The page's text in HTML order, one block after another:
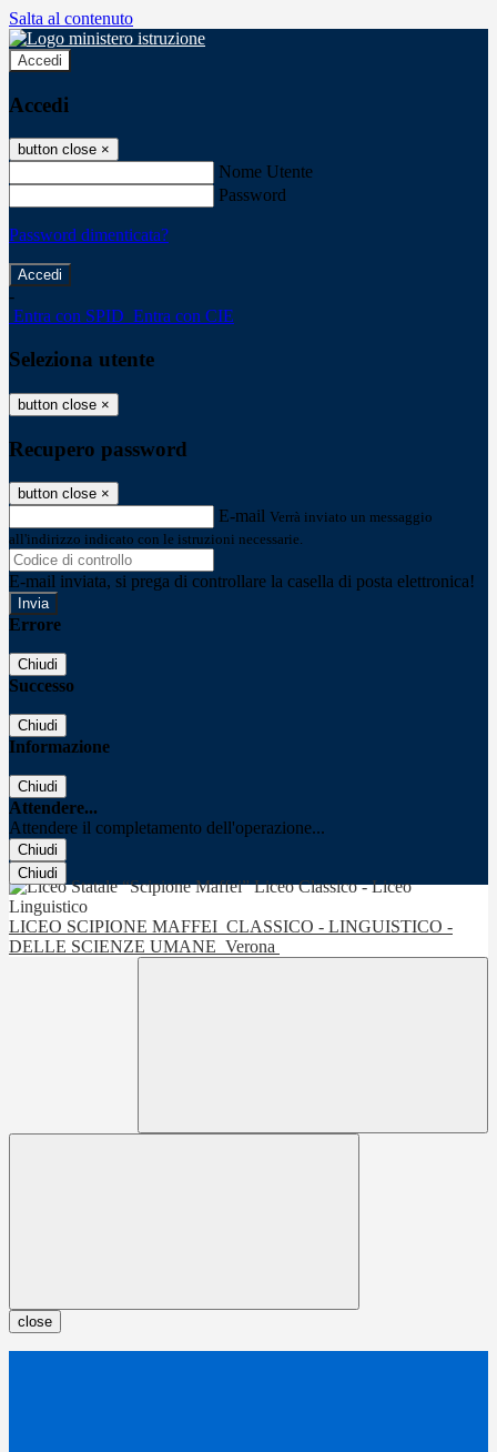
Salta al contenuto
Accedi
Accedi
button close ×
Nome Utente
Password
Password dimenticata?
-
Entra con SPID Entra con CIE
Seleziona utente
button close ×
Recupero password
button close ×
E-mail Verrà inviato un messaggio
all'indirizzo indicato con le istruzioni necessarie.
E-mail inviata, si prega di controllare la casella di posta elettronica!
Errore
Chiudi
Successo
Chiudi
Informazione
Chiudi
Attendere...
Attendere il completamento dell'operazione...
Chiudi
Chiudi
LICEO SCIPIONE MAFFEI CLASSICO - LINGUISTICO -
DELLE SCIENZE UMANE Verona
close